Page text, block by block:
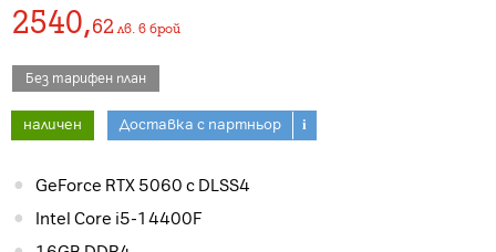
2540,62 лв. в брой
Без тарифен план
наличен Доставка с партньор i
GeForce RTX 5060 с DLSS4
Intel Core i5-14400F